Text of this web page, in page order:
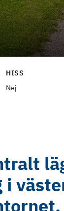
HISS
Nej
i